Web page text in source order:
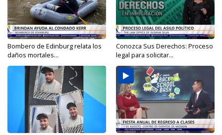
Bombero de Edinburg relata los
daños mortales...
Conozca Sus Derechos: Proceso
legal para solicitar...